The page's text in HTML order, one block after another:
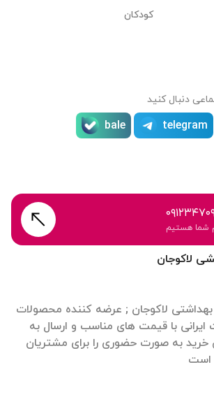
لاکوجان
لاکوجان ; عرضه کننده محصولات
با قیمت های مناسب و ارسال به
خرید به صورت حضوری را برای مشتریان
است
کودکان
دنبال کنید
telegram
bale
شما هستیم